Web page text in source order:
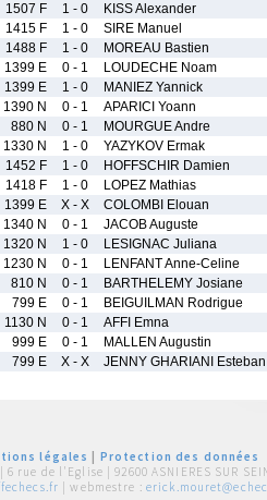
1507 F 1 - 0 KISS Alexander
1415 F 1 - 0 SIRE Manuel
1488 F 1 - 0 MOREAU Bastien
1399 E 0 - 1 LOUDECHE Noam
1399 E 1 - 0 MANIEZ Yannick
1390 N 0 - 1 APARICI Yoann
880 N 0 - 1 MOURGUE Andre
1330 N 1 - 0 YAZYKOV Ermak
1452 F 1 - 0 HOFFSCHIR Damien
1418 F 1 - 0 LOPEZ Mathias
1399 E X - X COLOMBI Elouan
1340 N 0 - 1 JACOB Auguste
1320 N 1 - 0 LESIGNAC Juliana
1230 N 0 - 1 LENFANT Anne-Celine
810 N 0 - 1 BARTHELEMY Josiane
799 E 0 - 1 BEIGUILMAN Rodrigue
1130 N 0 - 1 AFFI Emna
999 E 0 - 1 MALLEN Augustin
799 E X - X JENNY GHARIANI Esteban
légales
Protection des données
6 rue de l'Eglise | 92600 ASNIERES SUR
| webmestre :